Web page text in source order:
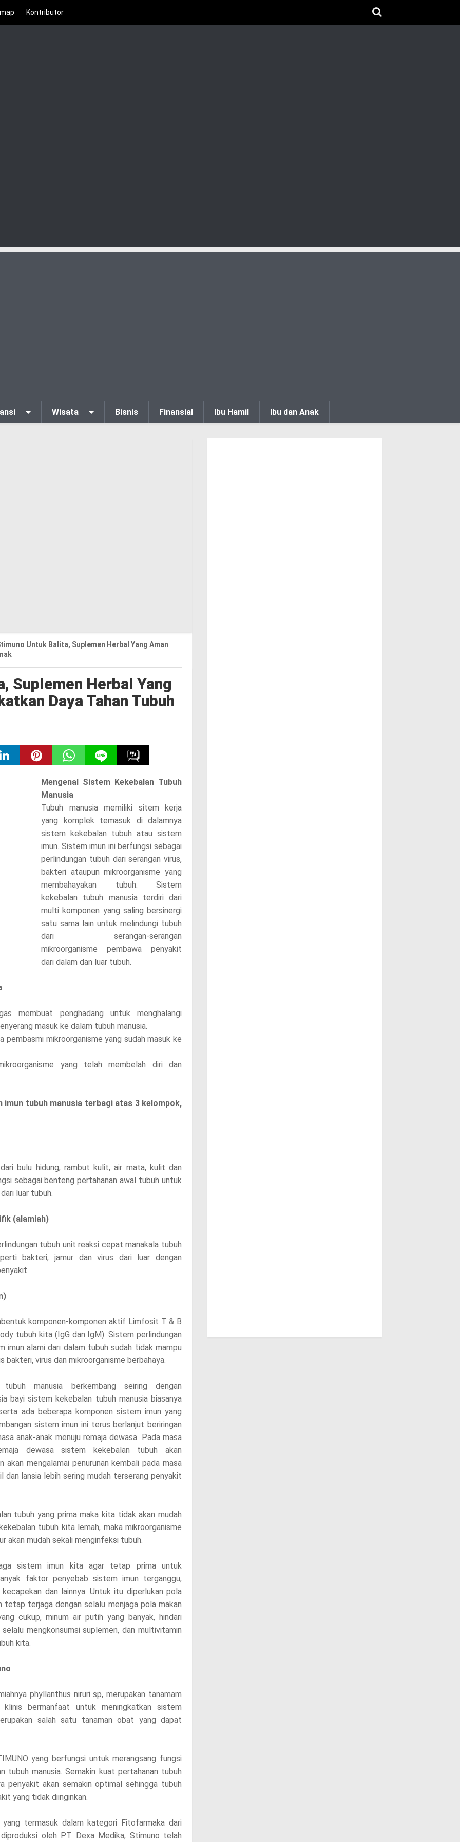
Kontributor
Wisata Bisnis Finansial Ibu Hamil Ibu dan Anak
Untuk Balita, Suplemen Herbal Yang Aman
Suplemen Herbal Yang
Daya Tahan Tubuh
Mengenal Sistem Kekebalan Tubuh
Manusia
Tubuh manusia memiliki sitem kerja
yang komplek temasuk di dalamnya
sistem kekebalan tubuh atau sistem
imun. Sistem imun ini berfungsi sebagai
perlindungan tubuh dari serangan virus,
bakteri ataupun mikroorganisme yang
membahayakan tubuh. Sistem
kekebalan tubuh manusia terdiri dari
multi komponen yang saling bersinergi
satu sama lain untuk melindungi tubuh
dari serangan-serangan
mikroorganisme pembawa penyakit
dari dalam dan luar tubuh.
membuat penghadang untuk menghalangi
masuk ke dalam tubuh manusia.
mikroorganisme yang sudah masuk ke
yang telah membelah diri dan
tubuh manusia terbagi atas 3 kelompok,
bulu hidung, rambut kulit, air mata, kulit dan
sebagai benteng pertahanan awal tubuh untuk
luar tubuh.
(alamiah)
tubuh unit reaksi cepat manakala tubuh
bakteri, jamur dan virus dari luar dengan
komponen-komponen aktif Limfosit T & B
tubuh kita (IgG dan IgM). Sistem perlindungan
imun alami dari dalam tubuh sudah tidak mampu
bakteri, virus dan mikroorganisme berbahaya.
manusia berkembang seiring dengan
bayi sistem kekebalan tubuh manusia biasanya
ada beberapa komponen sistem imun yang
sistem imun ini terus berlanjut beriringan
anak-anak menuju remaja dewasa. Pada masa
dewasa sistem kekebalan tubuh akan
mengalamai penurunan kembali pada masa
dan lansia lebih sering mudah terserang penyakit
tubuh yang prima maka kita tidak akan mudah
tubuh kita lemah, maka mikroorganisme
akan mudah sekali menginfeksi tubuh.
sistem imun kita agar tetap prima untuk
faktor penyebab sistem imun terganggu,
dan lainnya. Untuk itu diperlukan pola
terjaga dengan selalu menjaga pola makan
cukup, minum air putih yang banyak, hindari
mengkonsumsi suplemen, dan multivitamin
kita.
phyllanthus niruri sp, merupakan tanamam
bermanfaat untuk meningkatkan sistem
salah satu tanaman obat yang dapat
yang berfungsi untuk merangsang fungsi
tubuh manusia. Semakin kuat pertahanan tubuh
penyakit akan semakin optimal sehingga tubuh
yang tidak diinginkan.
termasuk dalam kategori Fitofarmaka dari
oleh PT Dexa Medika, Stimuno telah